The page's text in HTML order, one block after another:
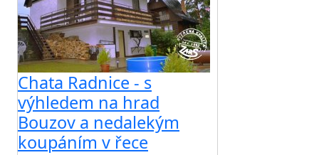
Chata Radnice - s
výhledem na hrad
Bouzov a nedalekým
koupáním v řece